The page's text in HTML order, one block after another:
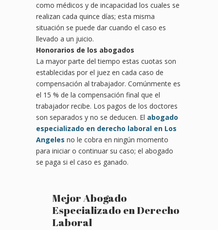
como médicos y de incapacidad los cuales se
realizan cada quince días; esta misma
situación se puede dar cuando el caso es
llevado a un juicio.
Honorarios de los abogados
La mayor parte del tiempo estas cuotas son
establecidas por el juez en cada caso de
compensación al trabajador. Comúnmente es
el 15 % de la compensación final que el
trabajador recibe. Los pagos de los doctores
son separados y no se deducen. El abogado
especializado en derecho laboral en Los
Angeles no le cobra en ningún momento
para iniciar o continuar su caso; el abogado
se paga si el caso es ganado.
Mejor Abogado
Especializado en Derecho
Laboral